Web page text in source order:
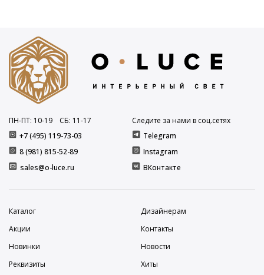
+7 (495) 119-73-03
8 (981) 815-52-89
ПН-ПТ: 10-19 СБ: 11-17
sales@o-luce.ru
Следите за нами в соц.сетях
Telegram
Instagram
ВКонтакте
Каталог
Дизайнерам
Акции
Контакты
Новинки
Новости
Реквизиты
Хиты